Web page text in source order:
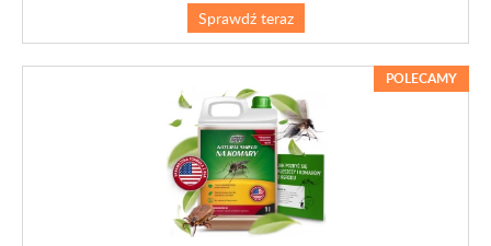
Sprawdź teraz
POLECAMY